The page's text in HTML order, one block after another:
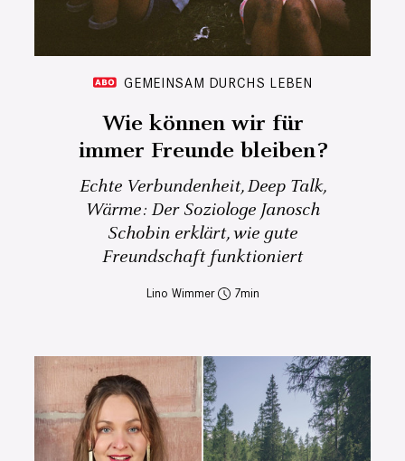
GEMEINSAM DURCHS LEBEN
Wie können wir für
immer Freunde bleiben?
Echte Verbundenheit, Deep Talk,
Wärme: Der Soziologe Janosch
Schobin erklärt, wie gute
Freundschaft funktioniert
Lino Wimmer 7